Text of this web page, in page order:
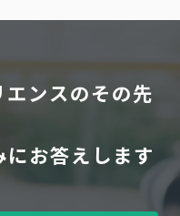
ンスのその先
お答えします